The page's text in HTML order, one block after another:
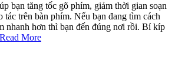
bạn tăng tốc gõ phím, giảm thời gian soạn
tác trên bàn phím. Nếu bạn đang tìm cách
nhanh hơn thì bạn đến đúng nơi rồi. Bí kíp
Read More